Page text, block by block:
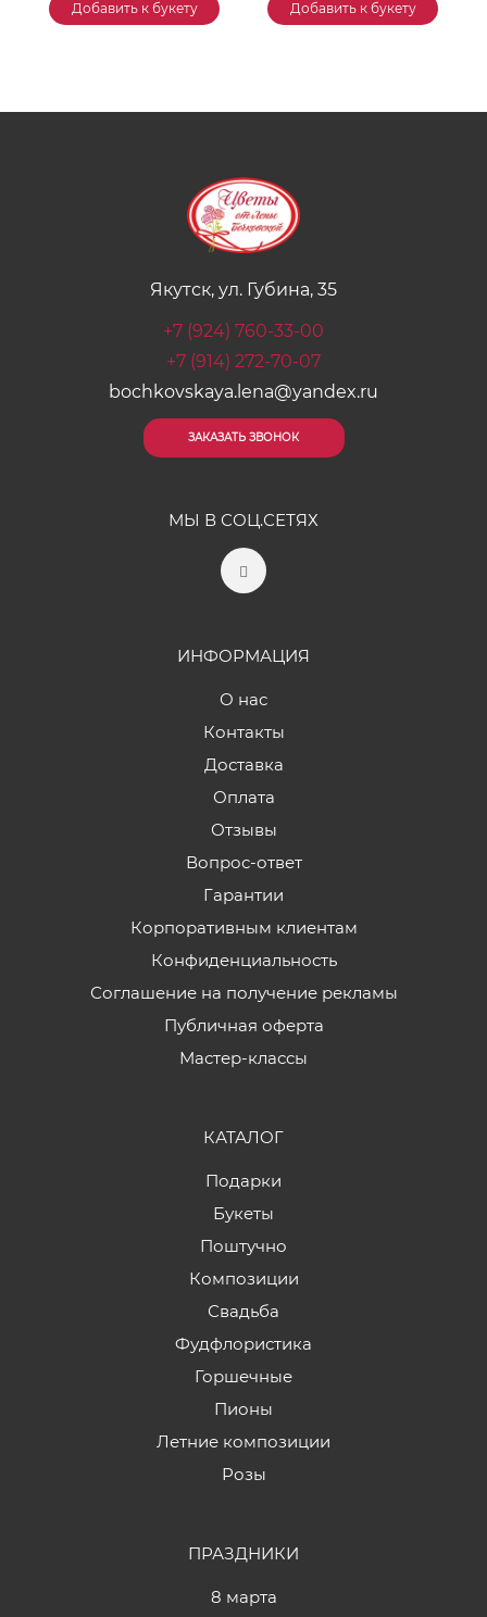
Добавить к букету Добавить к букету
Якутск, ул. Губина, 35
+7 (924) 760-33-00
+7 (914) 272-70-07
bochkovskaya.lena@yandex.ru
ЗАКАЗАТЬ ЗВОНОК
МЫ В СОЦ.СЕТЯХ
ИНФОРМАЦИЯ
О нас
Контакты
Доставка
Оплата
Отзывы
Вопрос-ответ
Гарантии
Корпоративным клиентам
Конфиденциальность
Соглашение на получение рекламы
Публичная оферта
Мастер-классы
КАТАЛОГ
Подарки
Букеты
Поштучно
Композиции
Свадьба
Фудфлористика
Горшечные
Пионы
Летние композиции
Розы
ПРАЗДНИКИ
8 марта